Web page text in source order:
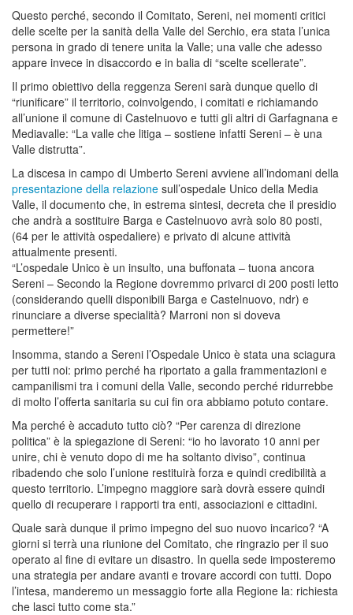
Questo perché, secondo il Comitato, Sereni, nei momenti critici
delle scelte per la sanità della Valle del Serchio, era stata l’unica
persona in grado di tenere unita la Valle; una valle che adesso
appare invece in disaccordo e in balia di “scelte scellerate”.
Il primo obiettivo della reggenza Sereni sarà dunque quello di
“riunificare” il territorio, coinvolgendo, i comitati e richiamando
all’unione il comune di Castelnuovo e tutti gli altri di Garfagnana e
Mediavalle: “La valle che litiga – sostiene infatti Sereni – è una
Valle distrutta”.
La discesa in campo di Umberto Sereni avviene all’indomani della
presentazione della relazione sull’ospedale Unico della Media
Valle, il documento che, in estrema sintesi, decreta che il presidio
che andrà a sostituire Barga e Castelnuovo avrà solo 80 posti,
(64 per le attività ospedaliere) e privato di alcune attività
attualmente presenti.
“L’ospedale Unico è un insulto, una buffonata – tuona ancora
Sereni – Secondo la Regione dovremmo privarci di 200 posti letto
(considerando quelli disponibili Barga e Castelnuovo, ndr) e
rinunciare a diverse specialità? Marroni non si doveva
permettere!”
Insomma, stando a Sereni l’Ospedale Unico è stata una sciagura
per tutti noi: primo perché ha riportato a galla frammentazioni e
campanilismi tra i comuni della Valle, secondo perché ridurrebbe
di molto l’offerta sanitaria su cui fin ora abbiamo potuto contare.
Ma perché è accaduto tutto ciò? “Per carenza di direzione
politica” è la spiegazione di Sereni: “io ho lavorato 10 anni per
unire, chi è venuto dopo di me ha soltanto diviso”, continua
ribadendo che solo l’unione restituirà forza e quindi credibilità a
questo territorio. L’impegno maggiore sarà dovrà essere quindi
quello di recuperare i rapporti tra enti, associazioni e cittadini.
Quale sarà dunque il primo impegno del suo nuovo incarico? “A
giorni si terrà una riunione del Comitato, che ringrazio per il suo
operato al fine di evitare un disastro. In quella sede imposteremo
una strategia per andare avanti e trovare accordi con tutti. Dopo
l’intesa, manderemo un messaggio forte alla Regione la: richiesta
che lasci tutto come sta.”